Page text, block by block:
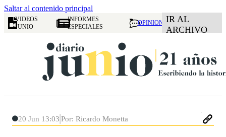
Saltar al contenido principal
VIDEOS
JUNIO
INFORMES
ESPECIALES
OPINION IR AL
ARCHIVO
20 Jun 13:03 Por: Ricardo Monetta